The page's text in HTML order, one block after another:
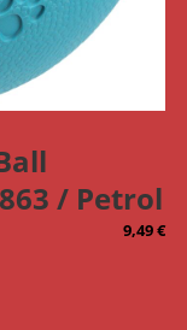
/ Petrol
9,49€